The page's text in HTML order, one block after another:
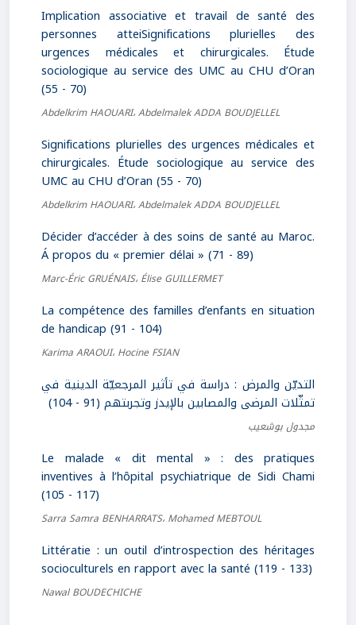
Implication associative et travail de santé des
personnes atteiSignifications plurielles des
urgences médicales et chirurgicales. Étude
sociologique au service des UMC au CHU d’Oran
(55 - 70)
Abdelkrim HAOUARI، Abdelmalek ADDA BOUDJELLEL
Significations plurielles des urgences médicales et
chirurgicales. Étude sociologique au service des
UMC au CHU d’Oran (55 - 70)
Abdelkrim HAOUARI، Abdelmalek ADDA BOUDJELLEL
Décider d’accéder à des soins de santé au Maroc.
Á propos du « premier délai » (71 - 89)
Marc-Éric GRUÉNAIS، Élise GUILLERMET
La compétence des familles d’enfants en situation
de handicap (91 - 104)
Karima ARAOUI، Hocine FSIAN
التديّن والمرض : دراسة في تأثير المرجعيّة الدينية في
تمثّلات المرضى والمصابين بالإيدز وتجربتهم (91 - 104)
مجدول بوشعيب
Le malade « dit mental » : des pratiques
inventives à l’hôpital psychiatrique de Sidi Chami
(105 - 117)
Sarra Samra BENHARRATS، Mohamed MEBTOUL
Littératie : un outil d’introspection des héritages
socioculturels en rapport avec la santé (119 - 133)
Nawal BOUDECHICHE